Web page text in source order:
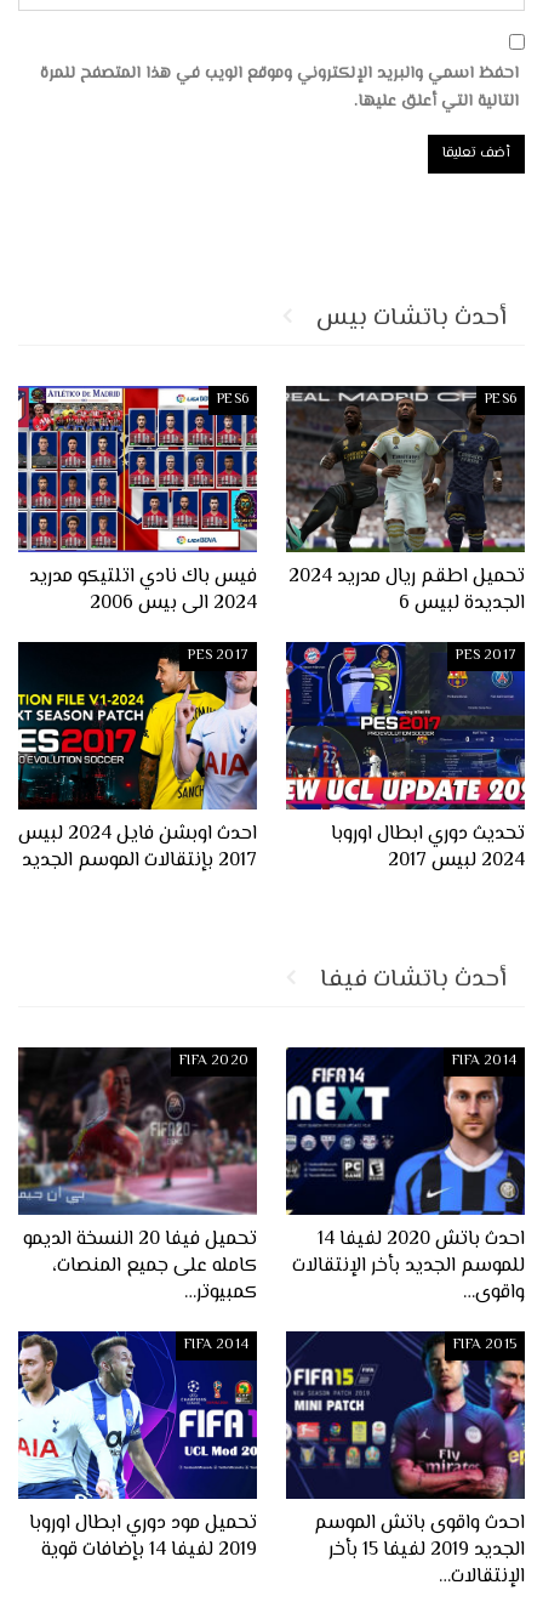
احفظ اسمي والبريد الإلكتروني وموقع الويب في هذا المتصفح للمرة
التالية التي أعلق عليها.
أحدث باتشات بيس
PES6
تحميل اطقم ريال مدريد 2024
الجديدة لبيس 6
PES6
فيس باك نادي اتلتيكو مدريد
2024 الى بيس 2006
PES 2017
تحديث دوري ابطال اوروبا
2024 لبيس 2017
PES 2017
احدث اوبشن فايل 2024 لبيس
2017 بإنتقالات الموسم الجديد
أحدث باتشات فيفا
FIFA 2014
احدث باتش 2020 لفيفا 14
للموسم الجديد بأخر الإنتقالات
واقوى…
FIFA 2020
تحميل فيفا 20 النسخة الديمو
كامله على جميع المنصات،
كمبيوتر…
FIFA 2015
احدث واقوى باتش الموسم
الجديد 2019 لفيفا 15 بأخر
الإنتقالات…
FIFA 2014
تحميل مود دوري ابطال اوروبا
2019 لفيفا 14 بإضافات قوية